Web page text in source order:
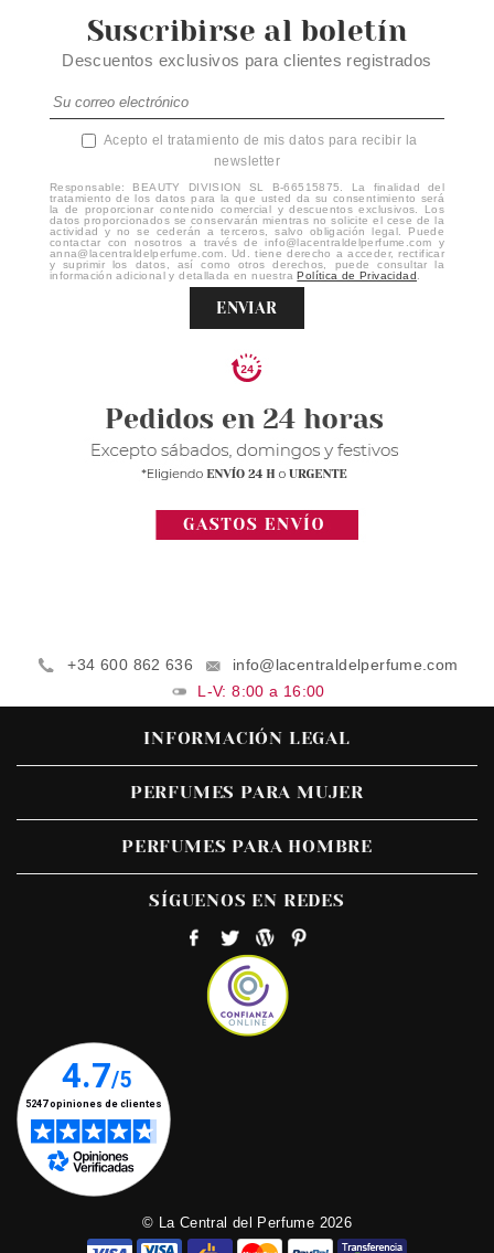
Suscribirse al boletín
Descuentos exclusivos para clientes registrados
Acepto el tratamiento de mis datos para recibir la
newsletter
Responsable: BEAUTY DIVISION SL B-66515875. La finalidad del
tratamiento de los datos para la que usted da su consentimiento será
la de proporcionar contenido comercial y descuentos exclusivos. Los
datos proporcionados se conservarán mientras no solicite el cese de la
actividad y no se cederán a terceros, salvo obligación legal. Puede
contactar con nosotros a través de info@lacentraldelperfume.com y
anna@lacentraldelperfume.com. Ud. tiene derecho a acceder, rectificar
y suprimir los datos, así como otros derechos, puede consultar la
información adicional y detallada en nuestra Política de Privacidad .
ENVIAR
+34 600 862 636
info@lacentraldelperfume.com
L-V: 8:00 a 16:00
INFORMACIÓN LEGAL
PERFUMES PARA MUJER
PERFUMES PARA HOMBRE
SÍGUENOS EN REDES
© La Central del Perfume 2026